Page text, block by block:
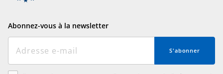
Abonnez-vous à la newsletter
S'abonner